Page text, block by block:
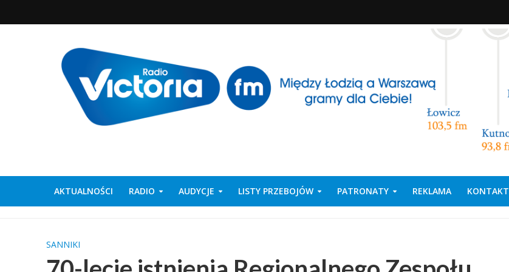
AKTUALNOŚCI RADIO AUDYCJE LISTY PRZEBOJÓW PATRONATY REKLAMA KONTAKT
SANNIKI